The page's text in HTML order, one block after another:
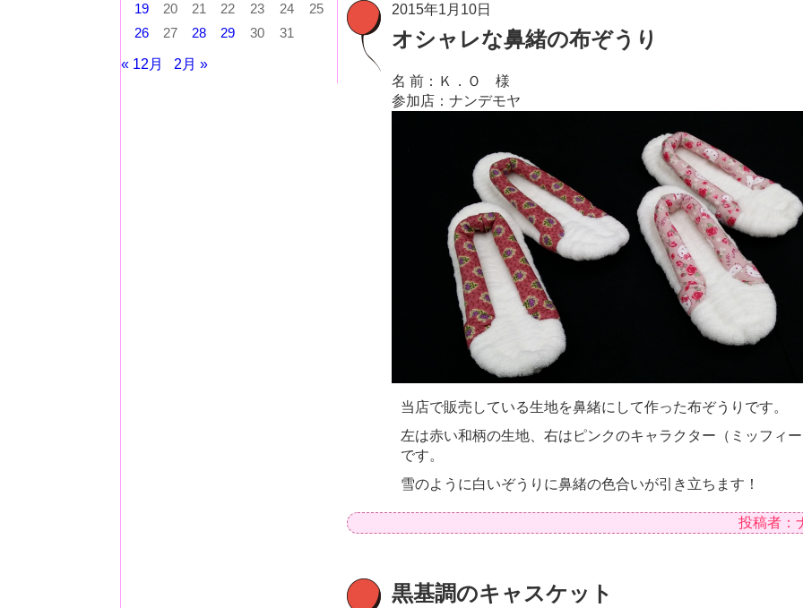
19
20 21 22 23 24
25
26
27 28 29 30 31
« 12月 2月 »
2015年1月10日
オシャレな鼻緒の布ぞうり
名 前：Ｋ．Ｏ 様
参加店：ナンデモヤ
当店で販売している生地を鼻緒にして作った布ぞうりです。
左は赤い和柄の生地、右はピンクのキャラクター（ミッフィ
です。
雪のように白いぞうりに鼻緒の色合いが引き立ちます！
投稿者：
黒基調のキャスケット